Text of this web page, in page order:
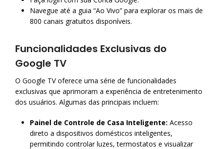
Navegue até a guia “Ao Vivo” para explorar os mais de
800 canais gratuitos disponíveis.
Funcionalidades Exclusivas do
Google TV
O Google TV oferece uma série de funcionalidades
exclusivas que aprimoram a experiência de entretenimento
dos usuários. Algumas das principais incluem:​
Painel de Controle de Casa Inteligente: Acesso
direto a dispositivos domésticos inteligentes,
permitindo controlar luzes, termostatos e visualizar